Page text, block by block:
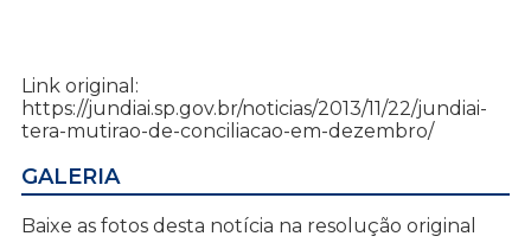
Link original:
https://jundiai.sp.gov.br/noticias/2013/11/22/jundiai-
tera-mutirao-de-conciliacao-em-dezembro/
GALERIA
Baixe as fotos desta notícia na resolução original